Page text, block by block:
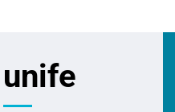
unife